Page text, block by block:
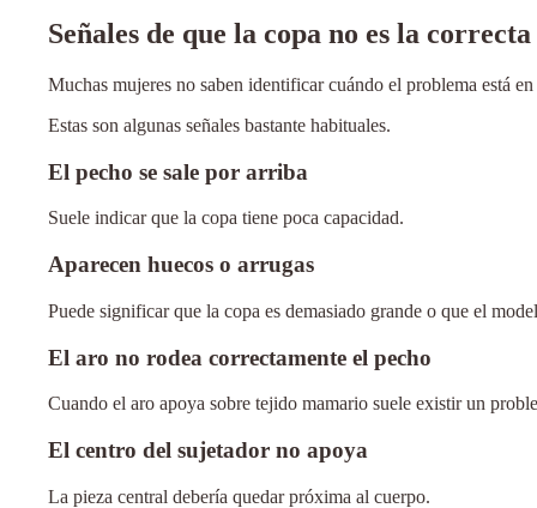
Señales de que la copa no es la correcta
Muchas mujeres no saben identificar cuándo el problema está
Estas son algunas señales bastante habituales.
El pecho se sale por arriba
Suele indicar que la copa tiene poca capacidad.
Aparecen huecos o arrugas
Puede significar que la copa es demasiado grande o que el
El aro no rodea correctamente el pecho
Cuando el aro apoya sobre tejido mamario suele existir un
El centro del sujetador no apoya
La pieza central debería quedar próxima al cuerpo.